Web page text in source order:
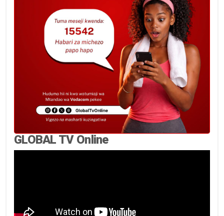
GLOBAL TV Online